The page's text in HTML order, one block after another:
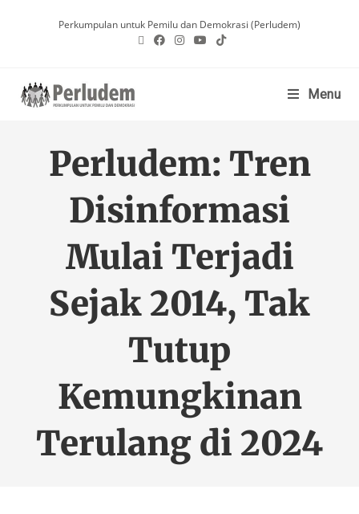
Perkumpulan untuk Pemilu dan Demokrasi (Perludem)
Menu
Perludem: Tren
Disinformasi
Mulai Terjadi
Sejak 2014, Tak
Tutup
Kemungkinan
Terulang di 2024